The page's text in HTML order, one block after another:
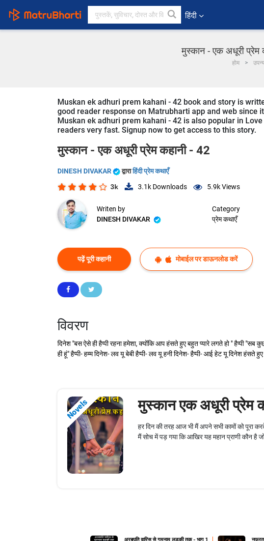
हिंदी
मुस्कान - एक अधूरी प्रेम
होम
Muskan ek adhuri prem kahani - 42 book and story is
good reader response on Matrubharti app and web
Muskan ek adhuri prem kahani - 42 is also popular in
readers very fast. Signup now to get access to this story.
मुस्कान - एक अधूरी प्रेम कहानी - 42
DINESH DIVAKAR द्वाराहिंदी प्रेम कथाएँ
3k 3.1k Downloads 5.9kViews
Writen by
DINESH DIVAKAR
Category
प्रेम कथाएँ
पढ़ें पूरी कहानी मोबाईल पर डाऊनलोड करें
विवरण
दिनेश "बस ऐसे ही हैप्पी रहना हमेशा, क्योंकि आप हंसते हुए बहुत प्यारे लगते हो " हैप्पी
ही हूं" हैप्पी- हम्म दिनेश- लव यू बेबी️ हैप्पी- लव यू हनी दिनेश- हैप्पी- आई हेट यू दिनेश हंसते
Novels मुस्कान एक अधूरी प्रेम
हर दिन की तरह आज भी मैं अपने सभी कामों को पूरा
मैं सोच में पड़ गया कि आखिर यह महान प्राणी कौन है